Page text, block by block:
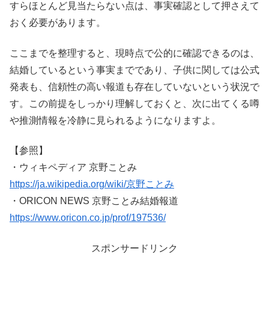
すらほとんど見当たらない点は、事実確認として押さえて
おく必要があります。
ここまでを整理すると、現時点で公的に確認できるのは、
結婚しているという事実までであり、子供に関しては公式
発表も、信頼性の高い報道も存在していないという状況で
す。この前提をしっかり理解しておくと、次に出てくる噂
や推測情報を冷静に見られるようになりますよ。
【参照】
・ウィキペディア 京野ことみ
https://ja.wikipedia.org/wiki/京野ことみ
・ORICON NEWS 京野ことみ結婚報道
https://www.oricon.co.jp/prof/197536/
スポンサードリンク